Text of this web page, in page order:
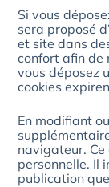
Si vous
sera proposé
et site dans
confort afin de
vous déposez
cookies
En modifiant
navigateur. Ce
personnelle. Il
publication